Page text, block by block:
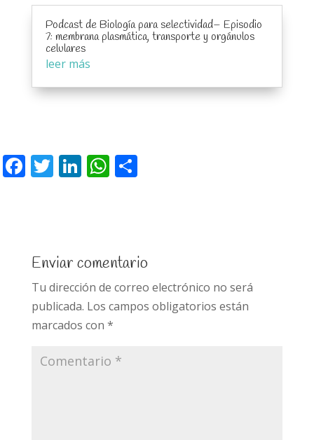
Podcast de Biología para selectividad– Episodio
7: membrana plasmática, transporte y orgánulos
celulares
leer más
F
o
o
k
T Li
dI
n
W
A
p
p
ar
ti
r
Enviar comentario
Tu dirección de correo electrónico no será
publicada. Los campos obligatorios están
marcados con *